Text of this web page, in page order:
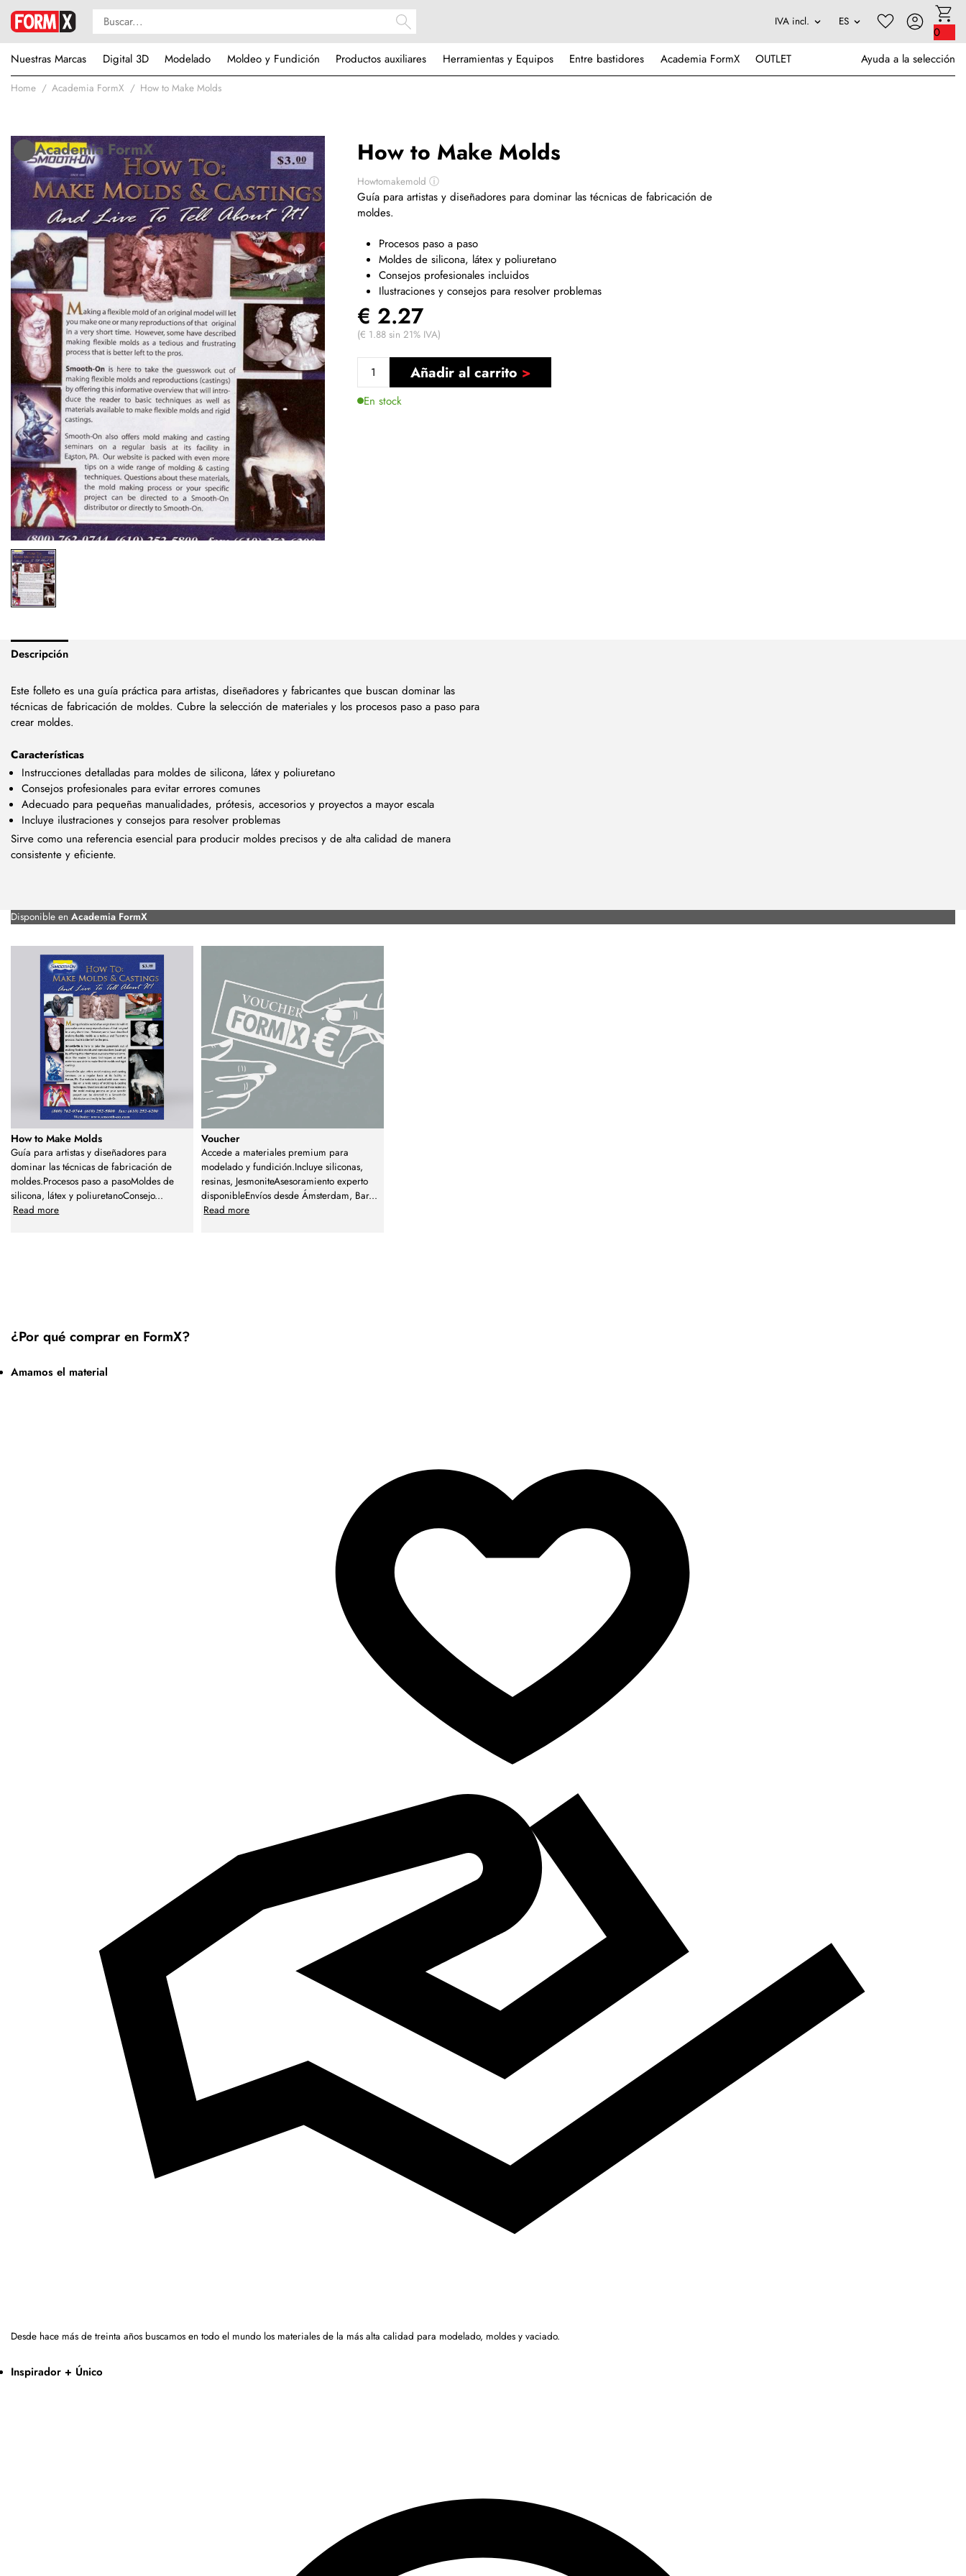
0
Nuestras Marcas
Digital 3D Modelado Moldeo y Fundición Productos auxiliares Herramientas y Equipos Entre bastidores Academia FormX OUTLET Ayuda a la selección
Home Academia FormX How to Make Molds
How to Make Molds
Howtomakemoldⓘ
Academia FormX
Guía para artistas y diseñadores para dominar las técnicas de fabricación de
moldes.
Procesos paso a paso
Moldes de silicona, látex y poliuretano
Consejos profesionales incluidos
Ilustraciones y consejos para resolver problemas
€ 2.27
(€ 1.88 sin 21% IVA)
Añadir al carrito
En stock
Descripción
Este folleto es una guía práctica para artistas, diseñadores y fabricantes que buscan dominar las
técnicas de fabricación de moldes. Cubre la selección de materiales y los procesos paso a paso para
crear moldes.
Características
Instrucciones detalladas para moldes de silicona, látex y poliuretano
Consejos profesionales para evitar errores comunes
Adecuado para pequeñas manualidades, prótesis, accesorios y proyectos a mayor escala
Incluye ilustraciones y consejos para resolver problemas
Sirve como una referencia esencial para producir moldes precisos y de alta calidad de manera
consistente y eficiente.
Disponible en Academia FormX
How to Make Molds
Guía para artistas y diseñadores para
dominar las técnicas de fabricación de
moldes.Procesos paso a pasoMoldes de
silicona, látex y poliuretanoConsejo...
Read more
Voucher
Accede a materiales premium para
modelado y fundición.Incluye siliconas,
resinas, JesmoniteAsesoramiento experto
disponibleEnvíos desde Ámsterdam, Bar...
Read more
¿Por qué comprar en FormX?
Amamos el material
Desde hace más de treinta años buscamos en todo el mundo los materiales de la más alta calidad para modelado, moldes y vaciado.
Inspirador + Único